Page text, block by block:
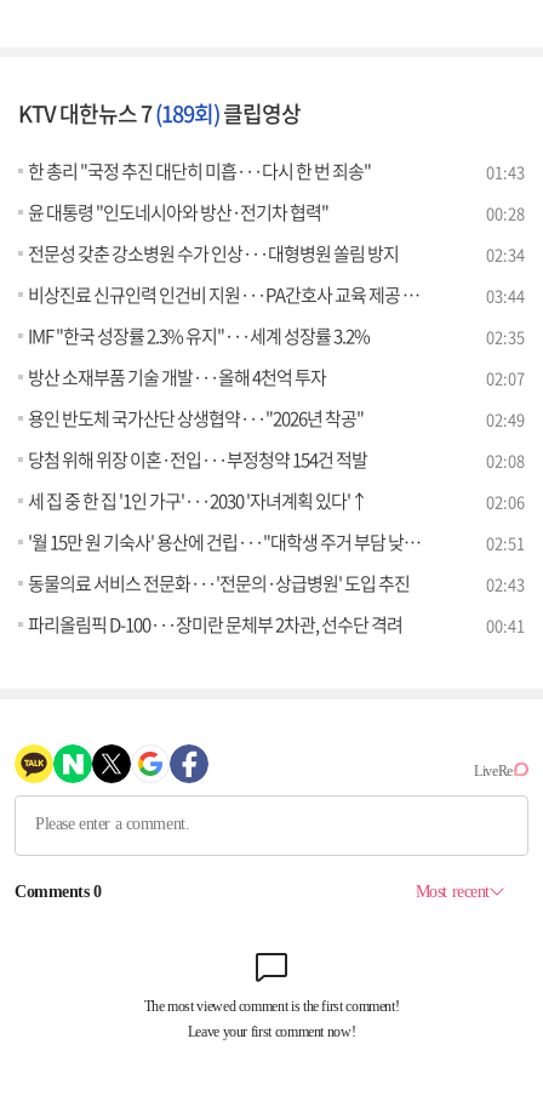
KTV 대한뉴스 7(189회)클립영상
한 총리 "국정 추진 대단히 미흡···다시 한 번 죄송" 01:43
윤 대통령 "인도네시아와 방산·전기차 협력" 00:28
전문성 갖춘 강소병원 수가 인상···대형병원 쏠림 방지 02:34
비상진료 신규인력 인건비 지원···PA간호사 교육 제공 [뉴스의 맥] 03:44
IMF "한국 성장률 2.3% 유지"···세계 성장률 3.2% 02:35
방산 소재부품 기술 개발···올해 4천억 투자 02:07
용인 반도체 국가산단 상생협약···"2026년 착공" 02:49
당첨 위해 위장 이혼·전입···부정청약 154건 적발 02:08
세 집 중 한 집 '1인 가구'···2030 '자녀계획 있다'↑ 02:06
'월 15만 원 기숙사' 용산에 건립···"대학생 주거 부담 낮춘다" 02:51
동물의료 서비스 전문화···'전문의·상급병원' 도입 추진 02:43
파리올림픽 D-100···장미란 문체부 2차관, 선수단 격려 00:41